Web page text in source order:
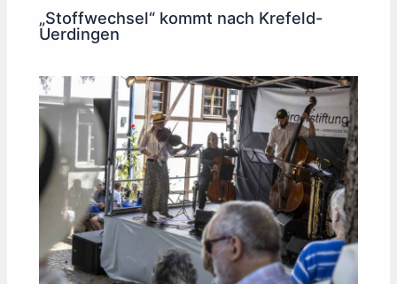
„Stoffwechsel“ kommt nach Krefeld-
Uerdingen